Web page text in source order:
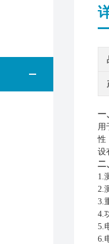
一
用
性
设
二
1.
2.
3.
4.
5.
6.